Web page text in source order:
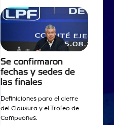
Se confirmaron
fechas y sedes de
las finales
Definiciones para el cierre
del Clausura y el Trofeo de
Campeones.